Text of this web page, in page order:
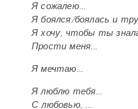
Я сожалею…
Я боялся/боялась и
Я хочу, чтобы ты
Прости меня…
Я мечтаю…
Я люблю тебя…
С любовью, …